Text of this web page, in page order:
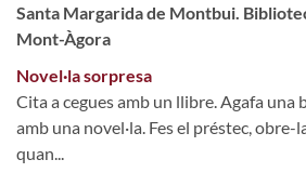
Santa Margarida de Montbui.
Mont-Àgora
Novel·la sorpresa
Cita a cegues amb un llibre. Agafa una
amb una novel·la. Fes el préstec, obre-
quan...